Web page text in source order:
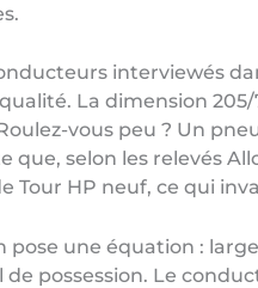
interviewés
La dimension
vous peu ? Un
que, selon les relevés
Tour HP neuf, ce qui
pose une équation :
possession. Le